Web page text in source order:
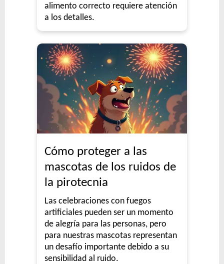
alimento correcto requiere atención
a los detalles.
Cómo proteger a las
mascotas de los ruidos de
la pirotecnia
Las celebraciones con fuegos
artificiales pueden ser un momento
de alegría para las personas, pero
para nuestras mascotas representan
un desafío importante debido a su
sensibilidad al ruido.